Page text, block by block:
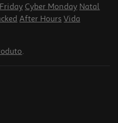
Cyber Monday Natal
After Hours Vida
.